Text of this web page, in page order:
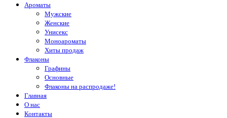
Ароматы
Мужские
Женские
Унисекс
Моноароматы
Хиты продаж
Флаконы
Графины
Основные
Флаконы на распродаже!
Главная
О нас
Контакты